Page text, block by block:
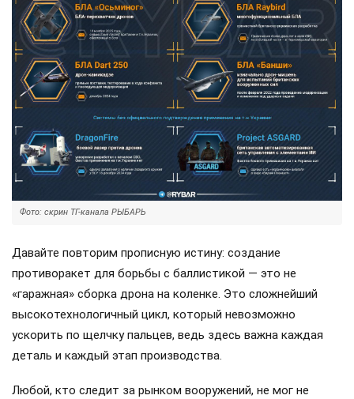
Фото: скрин ТГ-канала РЫБАРЬ
Давайте повторим прописную истину: создание
противоракет для борьбы с баллистикой — это не
«гаражная» сборка дрона на коленке. Это сложнейший
высокотехнологичный цикл, который невозможно
ускорить по щелчку пальцев, ведь здесь важна каждая
деталь и каждый этап производства.
Любой, кто следит за рынком вооружений, не мог не